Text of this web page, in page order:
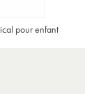
pour enfant